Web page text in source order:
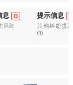
息 0
风险
提示信息 1
其他纠纷提
(1)